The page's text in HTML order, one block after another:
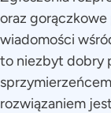
oraz
wiadomości
to niezbyt dobry
rozwiązaniem